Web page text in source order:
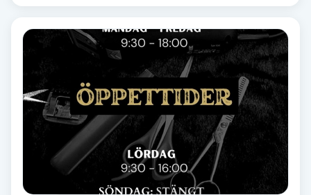
Kroppsinpackning
Kroppspeeling
Käkledsbehandling
Kärlbehandling
Laserbehandling